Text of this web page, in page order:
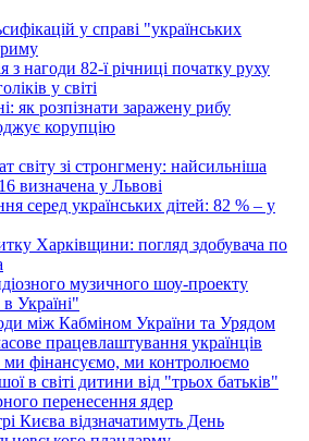
у справі "українських
з нагоди 82-ї річниці початку руху
у світі
як розпізнати заражену рибу
корупцію
світу зі стронгмену: найсильніша
визначена у Львові
серед українських дітей: 82 % – у
Харківщини: погляд здобувача по
музичного шоу-проекту
Україні"
між Кабміном України та Урядом
працевлаштування українців
ми фінансуємо, ми контролюємо
в світі дитини від "трьох батьків"
перенесення ядер
Києва відзначатимуть День